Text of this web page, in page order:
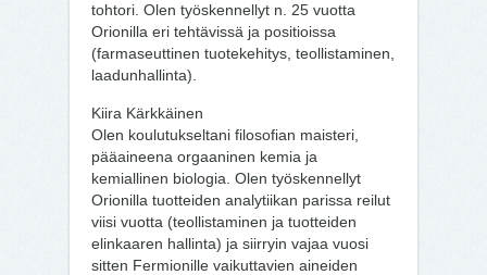
tohtori. Olen työskennellyt n. 25 vuotta
Orionilla eri tehtävissä ja positioissa
(farmaseuttinen tuotekehitys, teollistaminen,
laadunhallinta).
Kiira Kärkkäinen
Olen koulutukseltani filosofian maisteri,
pääaineena orgaaninen kemia ja
kemiallinen biologia. Olen työskennellyt
Orionilla tuotteiden analytiikan parissa reilut
viisi vuotta (teollistaminen ja tuotteiden
elinkaaren hallinta) ja siirryin vajaa vuosi
sitten Fermionille vaikuttavien aineiden